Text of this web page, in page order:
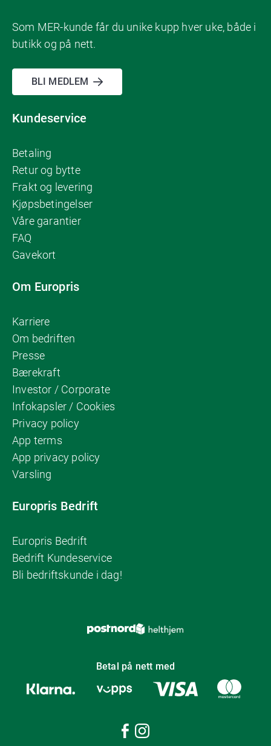
Som MER-kunde får du unike kupp hver uke, både i
butikk og på nett.
BLI MEDLEM
Kundeservice
Betaling
Retur og bytte
Frakt og levering
Kjøpsbetingelser
Våre garantier
FAQ
Gavekort
Om Europris
Karriere
Om bedriften
Presse
Bærekraft
Investor / Corporate
Infokapsler / Cookies
Privacy policy
App terms
App privacy policy
Varsling
Europris Bedrift
Europris Bedrift
Bedrift Kundeservice
Bli bedriftskunde i dag!
Betal på nett med